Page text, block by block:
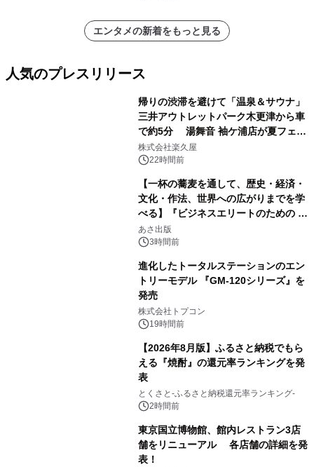
エンタメの新着をもっと見る
人気のプレスリリース
帰りの渋滞を避けて「温泉＆サウナ」
三井アウトレットパーク木更津から車
で約5分 湯舞音 袖ケ浦店が夏フェア
メニューを提供
株式会社楽久屋
22時間前
【一杯の蕎麦を通して、歴史・経済・
文化・作法、世界への広がりまでを学
べる】『ビジネスエリートのための 教
養としての蕎麦』2026年8月25日
（火）発売
あさ出版
3時間前
進化したトータルステーションのエン
トリーモデル 『GM-120シリーズ』を
発売
株式会社トプコン
19時間前
【2026年8月版】ふるさと納税でもら
える『焼酎』の還元率ランキングを発
表
とくさと-ふるさと納税還元率ランキング-
2時間前
東京国立博物館、館内レストラン3店
舗をリニューアル 各店舗の詳細を発
表！